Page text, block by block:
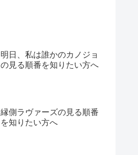
明日、私は誰かのカノジョ
の見る順番を知りたい方へ
縁側ラヴァーズの見る順番
を知りたい方へ